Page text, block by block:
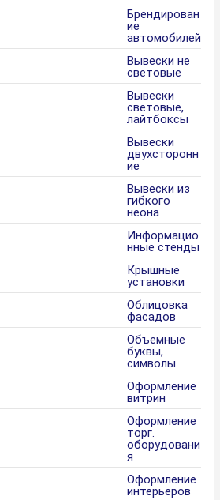
Брендирован
ие
автомобилей
Вывески не
световые
Вывески
световые,
лайтбоксы
Вывески
двухсторонн
ие
Вывески из
гибкого
неона
Информацио
нные стенды
Крышные
установки
Облицовка
фасадов
Объемные
буквы,
символы
Оформление
витрин
Оформление
торг.
оборудовани
я
Оформление
интерьеров